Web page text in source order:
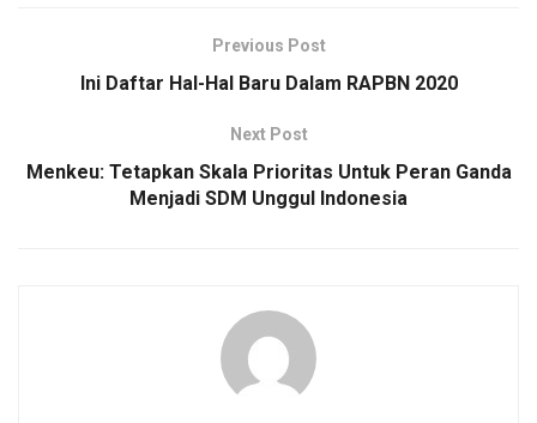
Previous Post
Ini Daftar Hal-Hal Baru Dalam RAPBN 2020
Next Post
Menkeu: Tetapkan Skala Prioritas Untuk Peran Ganda
Menjadi SDM Unggul Indonesia